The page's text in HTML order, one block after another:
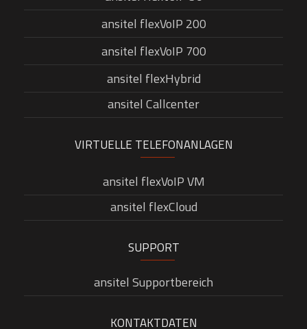
ansitel flexVoIP 200
ansitel flexVoIP 700
ansitel flexHybrid
ansitel Callcenter
VIRTUELLE TELEFONANLAGEN
ansitel flexVoIP VM
ansitel flexCloud
SUPPORT
ansitel Supportbereich
KONTAKTDATEN